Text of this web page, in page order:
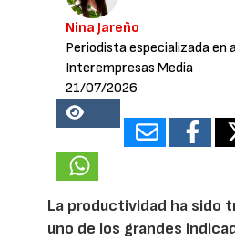
Nina Jareño
Periodista especializada en
Interempresas Media
21/07/2026
17781
La productividad ha sido
uno de los grandes